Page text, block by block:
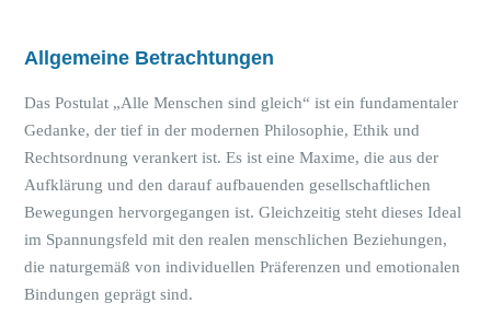
Allgemeine Betrachtungen
Das Postulat „Alle Menschen sind gleich“ ist ein fundamentaler
Gedanke, der tief in der modernen Philosophie, Ethik und
Rechtsordnung verankert ist. Es ist eine Maxime, die aus der
Aufklärung und den darauf aufbauenden gesellschaftlichen
Bewegungen hervorgegangen ist. Gleichzeitig steht dieses Ideal
im Spannungsfeld mit den realen menschlichen Beziehungen,
die naturgemäß von individuellen Präferenzen und emotionalen
Bindungen geprägt sind.